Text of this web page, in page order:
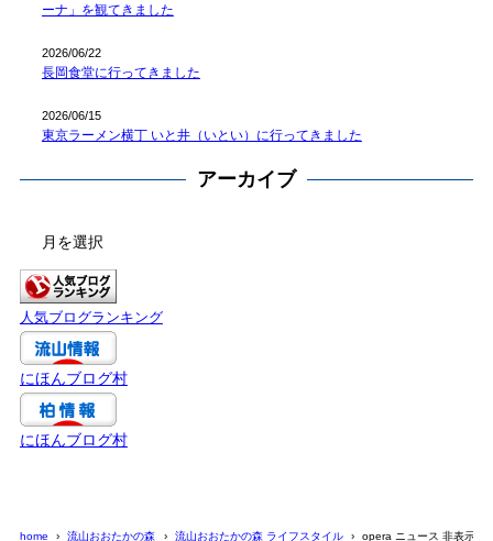
ーナ」を観てきました
長岡食堂に行ってきました
2026/06/22
東京ラーメン横丁 いと井（いとい）に行ってきました
2026/06/15
アーカイブ
カ
イ
ブ
人気ブログランキング
にほんブログ村
にほんブログ村
home 流山おおたかの森 流山おおたかの森 ライフスタイル opera ニュース 非表示